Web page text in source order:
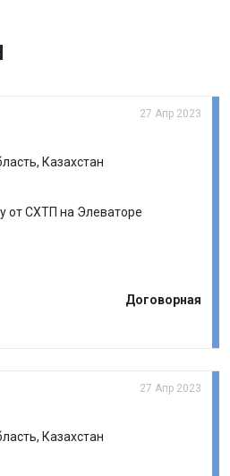
27 Апр 2023
Казахстан
от СХТП на Элеваторе
Договорная
27 Апр 2023
Казахстан